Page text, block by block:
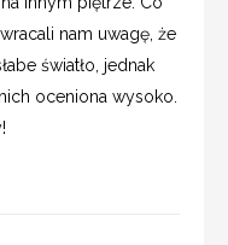
nam uwagę, że
światło, jednak
oceniona wysoko.